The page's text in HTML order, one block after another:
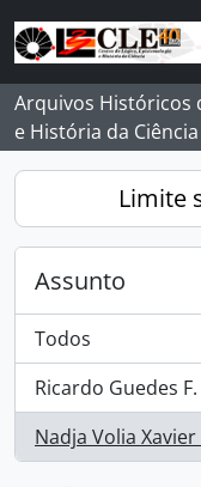
Skip to main content
Arquivos Históricos
e História da Ciência
Limite
Assunto
Todos
Ricardo Guedes
, 1 resultados
Nadja Volia Xavier
, 1 resultados